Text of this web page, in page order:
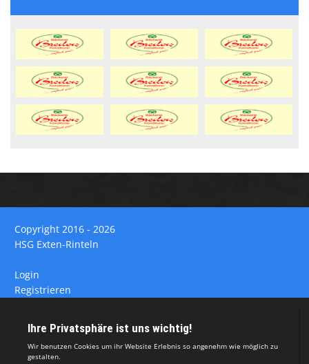
Copyright 2016 - 2026
HSG Exten-Rinteln
Login
Registrieren
Datenschutzerklärung